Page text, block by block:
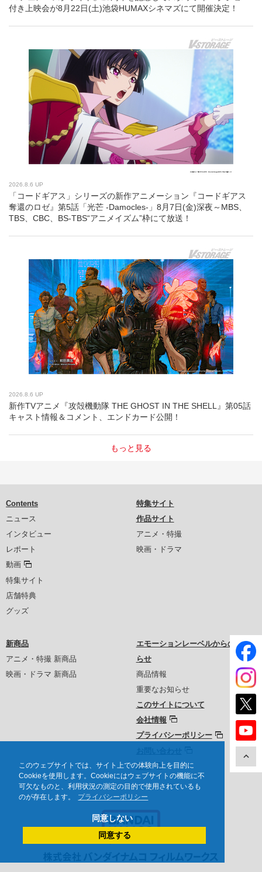
このウェブサイトでは、サイト上での体験向上を目的に
Cookieを使用します。Cookieにはウェブサイトの機能に不
可欠なものと、利用状況の測定の目的で使用されているも
のが存在します。
プライバシーポリシー
同意しない
同意する
付き上映会が8月22日(土)池袋HUMAXシネマズにて開催決定！
2026.8.6 UP
「コードギアス」シリーズの新作アニメーション『コードギアス
奪還のロゼ』第5話「光芒 -Damocles-」8月7日(金)深夜～MBS、
TBS、CBC、BS-TBS“アニメイズム”枠にて放送！
2026.8.6 UP
新作TVアニメ『攻殻機動隊 THE GHOST IN THE SHELL』第05話
キャスト情報＆コメント、エンドカード公開！
もっと見る
Contents
ニュース
インタビュー
レポート
動画
特集サイト
店舗特典
グッズ
特集サイト
作品サイト
アニメ・特撮
映画・ドラマ
新商品
アニメ・特撮 新商品
映画・ドラマ 新商品
エモーションレーベルからのお知
らせ
商品情報
重要なお知らせ
このサイトについて
会社情報
プライバシーポリシー
沿革